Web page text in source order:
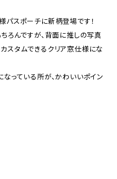
パスポーチに新柄登場です！
ろんですが、背面に推しの写真
スタムできるクリア窓仕様にな
っている所が、かわいいポイン